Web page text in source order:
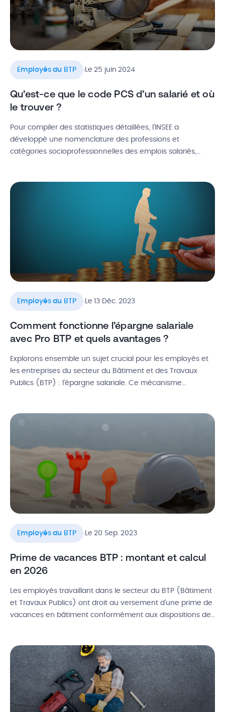
Employés du BTP . Le 25 juin 2024
Qu’est-ce que le code PCS d’un salarié et où
le trouver ?
Pour compiler des statistiques détaillées, l’INSEE a
développé une nomenclature des professions et
catégories socioprofessionnelles des emplois salariés,
classer les individus selon leur profession et leur position
hiérarchique pour faciliter l’analyse statistique. En tant
Employés du BTP .Le 13 Déc. 2023
Comment fonctionne l’épargne salariale
avec Pro BTP et quels avantages ?
Explorons ensemble un sujet crucial pour les employés et
les entreprises du secteur du Bâtiment et des Travaux
Publics (BTP) : l’épargne salariale. Ce mécanisme
salariés que pour les employeurs. Il est temps de
démystifier l’épargne salariale ! Dans cet article, […]
Employés du BTP .Le 20 Sep. 2023
Prime de vacances BTP : montant et calcul
en 2026
Les employés travaillant dans le secteur du BTP (Bâtiment
et Travaux Publics) ont droit au versement d’une prime de
vacances en bâtiment conformément aux dispositions de
Cependant, les modalités de calcul et les critères
d’éligibilité varient en fonction du secteur […]